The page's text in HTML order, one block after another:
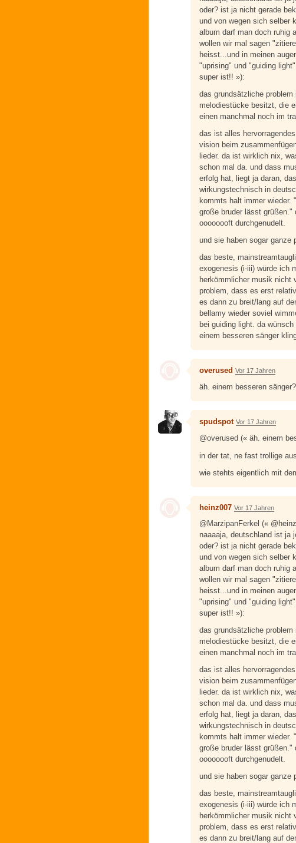
oder? ist ja nicht gerade
und von wegen sich selber
album darf man doch ruhig
wollen wir mal sagen
heisst...und in meinen
"uprising" und "guiding
super ist!! »):
das grundsätzliche
melodiestücke besitzt, die
einen manchmal noch im
das ist alles
vision beim
lieder. da ist wirklich nix,
schon mal da. und dass
erfolg hat, liegt ja daran,
wirkungstechnisch in
kommts halt immer
große bruder lässt
oooooooft durchgenudelt.
und sie haben sogar ganze
das beste,
exogenesis (i-iii) würde ich
herkömmlicher musik nicht
problem, dass es erst
es dann zu breit/lang auf
bellamy wieder soviel
bei guiding light. da
einem besseren sänger
overused Vor 17 Jahren
äh. einem besseren sänger?
spudspot Vor 17 Jahren
@overused (« äh. einem
in der tat, ne fast trollige
wie stehts eigentlich mit
heinz007 Vor 17 Jahren
@MarzipanFerkel («
naaaaja, deutschland ist ja
oder? ist ja nicht gerade
und von wegen sich selber
album darf man doch ruhig
wollen wir mal sagen
heisst...und in meinen
"uprising" und "guiding
super ist!! »):
das grundsätzliche
melodiestücke besitzt, die
einen manchmal noch im
das ist alles
vision beim
lieder. da ist wirklich nix,
schon mal da. und dass
erfolg hat, liegt ja daran,
wirkungstechnisch in
kommts halt immer
große bruder lässt
oooooooft durchgenudelt.
und sie haben sogar ganze
das beste,
exogenesis (i-iii) würde ich
herkömmlicher musik nicht
problem, dass es erst
es dann zu breit/lang auf